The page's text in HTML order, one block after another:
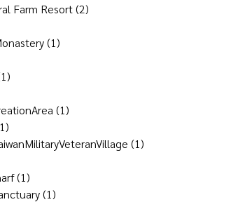
Farm Resort(2)
(1)
(1)
(1)
(1)
(1)